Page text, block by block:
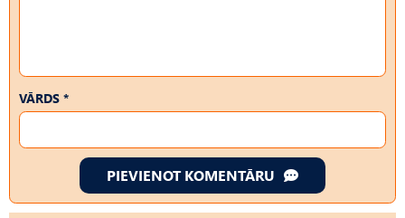
VĀRDS *
PIEVIENOT KOMENTĀRU